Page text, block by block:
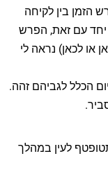
הזמן בין לקיחה
עם זאת, הפרש
לכאן) נראה לי
הכלל לגביהם זהה.
לעין במהלך